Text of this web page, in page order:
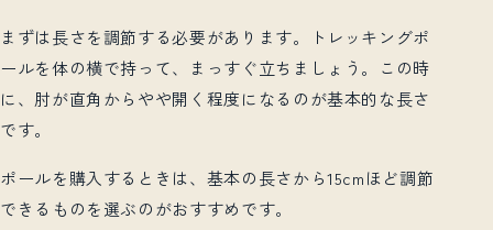
まずは長さを調節する必要があります。トレッキングポ
ールを体の横で持って、まっすぐ立ちましょう。この時
に、肘が直角からやや開く程度になるのが基本的な長さ
です。
ポールを購入するときは、基本の長さから15cmほど調節
できるものを選ぶのがおすすめです。